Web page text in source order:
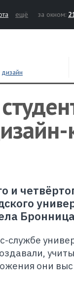
ещё за окном:
дизайн
и
службе
они